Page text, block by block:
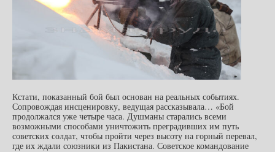
Кстати, показанный бой был основан на реальных событиях.
Сопровождая инсценировку, ведущая рассказывала… «Бой
продолжался уже четыре часа. Душманы старались всеми
возможными способами уничтожить преградивших им путь
советских солдат, чтобы пройти через высоту на горный перевал,
где их ждали союзники из Пакистана. Советское командование